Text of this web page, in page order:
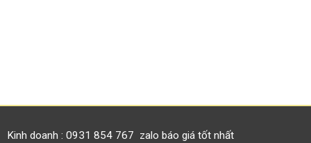
Kinh doanh : 0931 854 767 zalo báo giá tốt nhất